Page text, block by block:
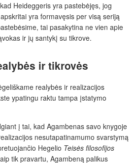
Heideggeris yra pastebėjęs, jog
yra formavęsis per visą seriją
tai pasakytina ne vien apie
ir jų santykį su tikrove.
ir tikrovės
realybės ir realizacijos
ypatingu raktu tampa įstatymo
į tai, kad Agambenas savo knygoje
nesutapatinamumo svarstymą
Hegelio Teisės filosofijos
tik pravartu, Agambeną palikus